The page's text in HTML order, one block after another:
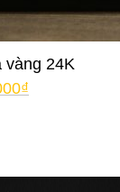
vàng 24K
₫